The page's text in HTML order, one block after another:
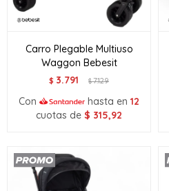
Carro Plegable Multiuso
Waggon Bebesit
$ 3.791 $7.129
Con hasta en 12
cuotas de $ 315,92